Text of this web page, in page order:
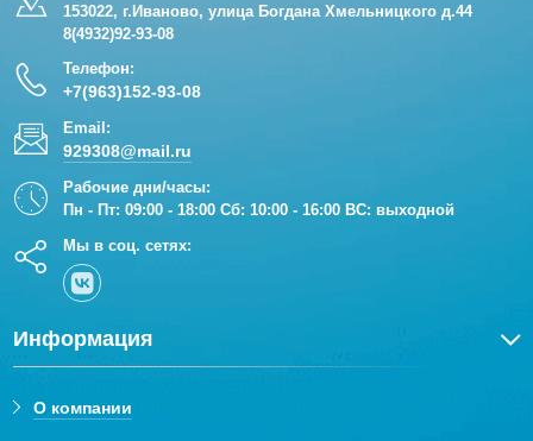
153022, г.Иваново, улица Богдана Хмельницкого д.44
8(4932)92-93-08
Телефон:
+7(963)152-93-08
Email:
929308@mail.ru
Рабочие дни/часы:
Пн - Пт: 09:00 - 18:00 Сб: 10:00 - 16:00 ВС: выходной
Мы в соц. сетях:
Информация
О компании